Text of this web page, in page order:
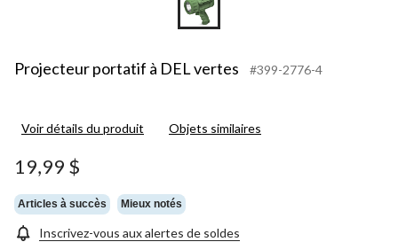
Projecteur portatif à DEL vertes #399-2776-4
Voir détails du produit Objets similaires
19,99 $
Articles à succès Mieux notés
Inscrivez-vous aux alertes de soldes